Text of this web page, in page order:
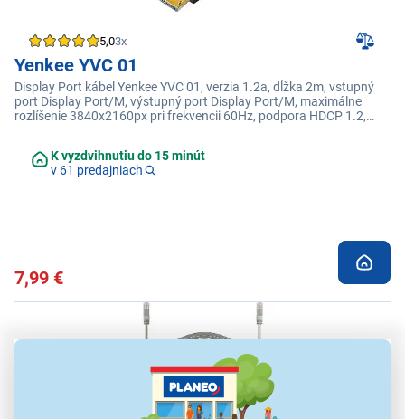
5,03x
Yenkee YVC 01
Display Port kábel Yenkee YVC 01, verzia 1.2a, dĺžka 2m, vstupný
port Display Port/M, výstupný port Display Port/M, maximálne
rozlíšenie 3840x2160px pri frekvencii 60Hz, podpora HDCP 1.2,
K vyzdvihnutiu do 15 minút
v 61 predajniach
7,99 €